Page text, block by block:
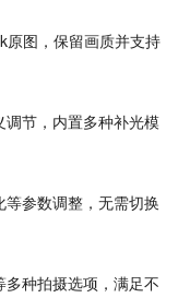
原图，保留画质并支持
节，内置多种补光模
等参数调整，无需切换
多种拍摄选项，满足不